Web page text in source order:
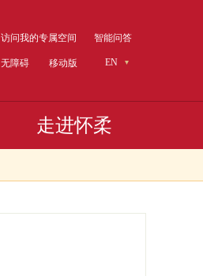
访问我的专属空间 智能问答
无障碍 移动版 EN
走进怀柔